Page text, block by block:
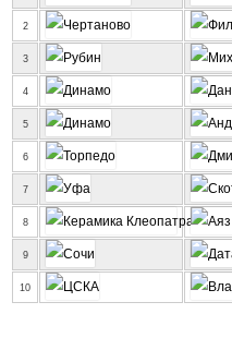
2
3
4
5
6
7
8
9
10